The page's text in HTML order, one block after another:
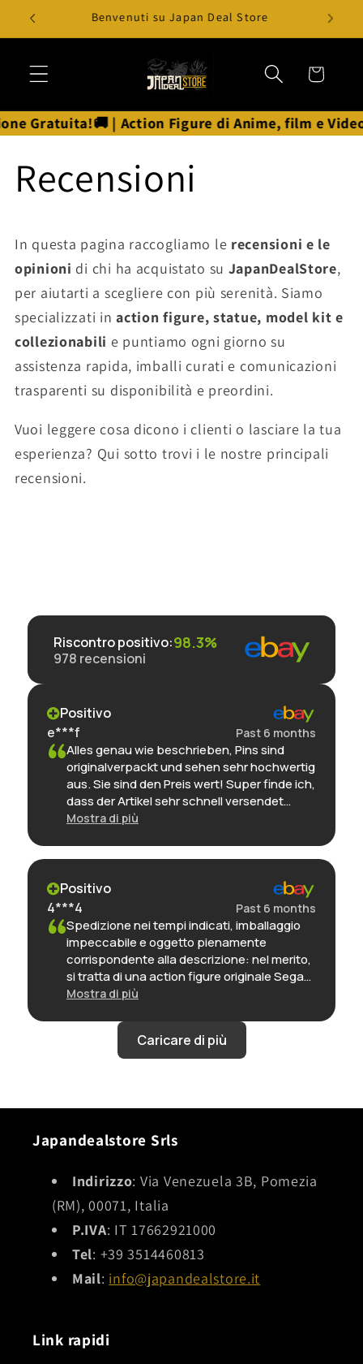
direttamente
ai contenuti
Carrello
Gratuita!🚚 | Action Figure di Anime, film e
Recensioni
In questa pagina raccogliamo le recensioni e le
opinioni di chi ha acquistato su JapanDealStore,
per aiutarti a scegliere con più serenità. Siamo
specializzati inaction figure, statue, model kit e
collezionabili e puntiamo ogni giorno su
assistenza rapida, imballi curati e comunicazioni
trasparenti su disponibilità e preordini.
Vuoi leggere cosa dicono i clienti o lasciare la tua
esperienza? Qui sotto trovi i le nostre principali
recensioni.
Riscontro positivo:98.3%
978 recensioni
Positivo
e***f
Past 6 months
Alles genau wie beschrieben, Pins sind
originalverpackt und sehen sehr hochwertig
aus. Sie sind den Preis wert! Super finde ich,
dass der Artikel sehr schnell versendet
wurde und ich sogar eine persönliche
Perfekt ✨👌🏻
Mostra di più
Positivo
4***4
Past 6 months
Spedizione nei tempi indicati, imballaggio
impeccabile e oggetto pienamente
corrispondente alla descrizione: nel merito,
si tratta di una action figure originale Sega
nella sua confezione, ancora incartata, ed è
migliori realizzazioni di questo personaggio.
In definitiva: ottimo venditore, preciso e
puntuale, e oggetto con rapporto qualità-
Mostra di più
Japandealstore Srls
Indirizzo: Via Venezuela 3B, Pomezia
(RM), 00071, Italia
P.IVA: IT 17662921000
Tel: +39 3514460813
Mail: info@japandealstore.it
Link rapidi